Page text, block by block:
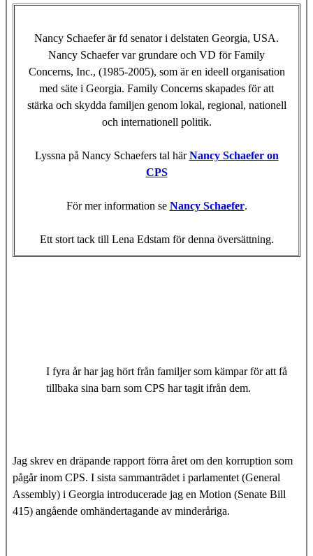
Nancy Schaefer är fd senator i delstaten Georgia, USA.
Nancy Schaefer var grundare och VD för Family
Concerns, Inc., (1985-2005), som är en ideell organisation
med säte i Georgia. Family Concerns skapades för att
stärka och skydda familjen genom lokal, regional, nationell
och internationell politik.
Lyssna på Nancy Schaefers tal härNancy Schaefer on
CPS
För mer information se Nancy Schaefer.
Ett stort tack till Lena Edstam för denna översättning.
I fyra år har jag hört från familjer som kämpar för att få
tillbaka sina barn som CPS har tagit ifrån dem.
Jag skrev en dräpande rapport förra året om den korruption som
pågår inom CPS. I sista sammanträdet i parlamentet (General
Assembly) i Georgia introducerade jag en Motion (Senate Bill
415) angående omhändertagande av minderåriga.